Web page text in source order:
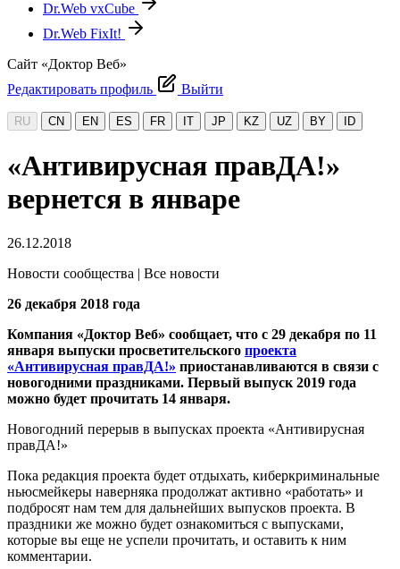
Dr.Web vxCube
Dr.Web FixIt!
Сайт «Доктор Веб»
Редактировать профиль
Выйти
RU CN EN ES FR IT JP KZ UZ BY ID
«Антивирусная правДА!»
вернется в январе
26.12.2018
Новости сообщества | Все новости
26 декабря 2018 года
Компания «Доктор Веб» сообщает, что с 29 декабря по 11
января выпуски просветительского проекта
«Антивирусная правДА!» приостанавливаются в связи с
новогодними праздниками. Первый выпуск 2019 года
можно будет прочитать 14 января.
Новогодний перерыв в выпусках проекта «Антивирусная
правДА!»
Пока редакция проекта будет отдыхать, киберкриминальные
ньюсмейкеры наверняка продолжат активно «работать» и
подбросят нам тем для дальнейших выпусков проекта. В
праздники же можно будет ознакомиться с выпусками,
которые вы еще не успели прочитать, и оставить к ним
комментарии.